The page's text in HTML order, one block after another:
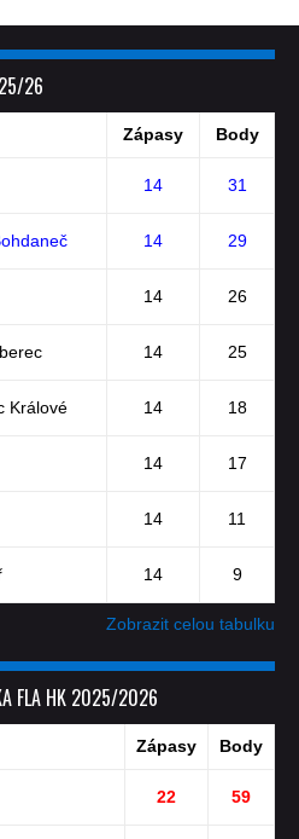
26
Zápasy Body
14 31
14 29
14 26
14 25
Králové 14 18
14 17
14 11
14 9
Zobrazit celou tabulku
FLA HK 2025/2026
Zápasy Body
22 59